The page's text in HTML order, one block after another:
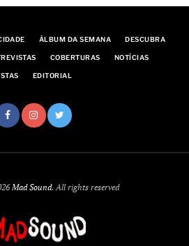
ÁLBUM DA SEMANA DESCUBRA
COBERTURAS NOTÍCIAS
EDITORIAL
Mad Sound. All rights reserved